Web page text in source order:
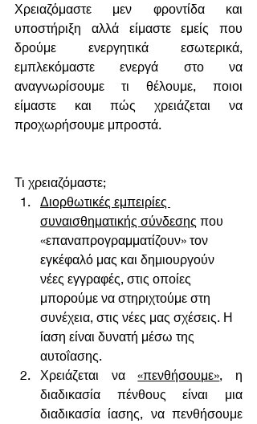
Χρειαζόμαστε μεν φροντίδα και
υποστήριξη αλλά είμαστε εμείς που
δρούμε ενεργητικά εσωτερικά,
εμπλεκόμαστε ενεργά στο να
αναγνωρίσουμε τι θέλουμε, ποιοι
είμαστε και πώς χρειάζεται να
προχωρήσουμε μπροστά.
Τι χρειαζόμαστε;
Διορθωτικές εμπειρίες
συναισθηματικής σύνδεσης που
«επαναπρογραμματίζουν» τον
εγκέφαλό μας και δημιουργούν
νέες εγγραφές, στις οποίες
μπορούμε να στηριχτούμε στη
συνέχεια, στις νέες μας σχέσεις. Η
ίαση είναι δυνατή μέσω της
αυτοΐασης.
Χρειάζεται να «πενθήσουμε», η
διαδικασία πένθους είναι μια
διαδικασία ίασης, να πενθήσουμε